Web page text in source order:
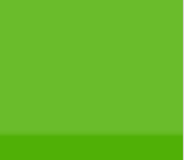
Thuỷ Tinh 150g
4,9L